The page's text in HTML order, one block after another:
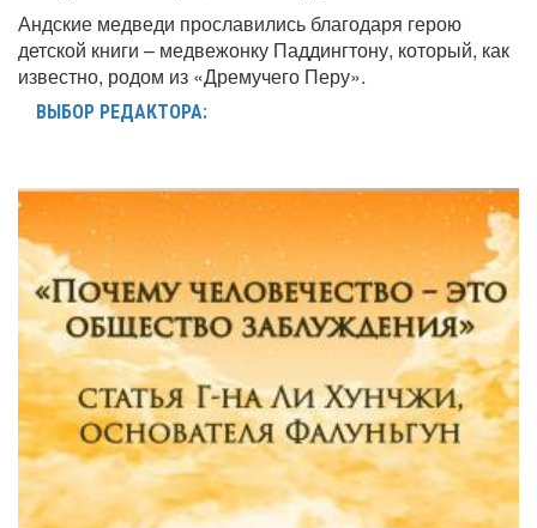
Андские медведи прославились благодаря герою
детской книги – медвежонку Паддингтону, который, как
известно, родом из «Дремучего Перу».
ВЫБОР РЕДАКТОРА: